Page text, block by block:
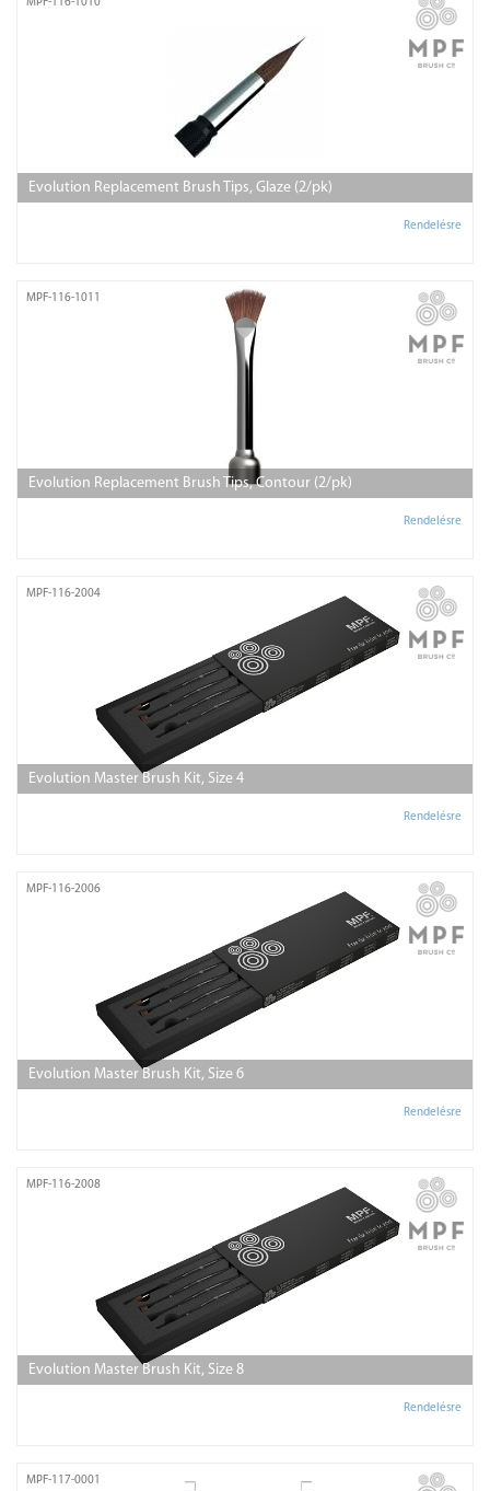
MPF-116-1010
Evolution Replacement Brush Tips, Glaze (2/pk)
Rendelésre
MPF-116-1011
Evolution Replacement Brush Tips, Contour (2/pk)
Rendelésre
MPF-116-2004
Evolution Master Brush Kit, Size 4
Rendelésre
MPF-116-2006
Evolution Master Brush Kit, Size 6
Rendelésre
MPF-116-2008
Evolution Master Brush Kit, Size 8
Rendelésre
MPF-117-0001